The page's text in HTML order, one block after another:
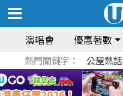
演唱會 優惠著數
熱門關鍵字： 公屋熱話